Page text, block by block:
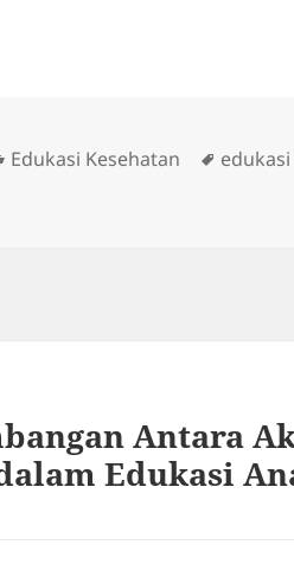
Categories
Edukasi Kesehatan Tags
Antara
Edukasi